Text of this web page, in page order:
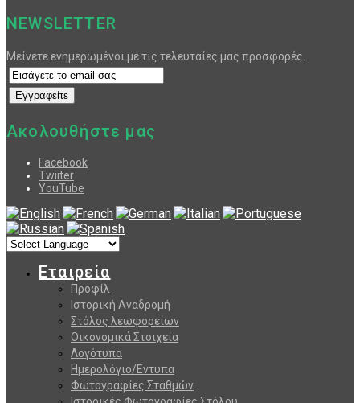
NEWSLETTER
Μείνετε ενημερωμένοι με τις τελευταίες μας προσφορές.
Ακολουθήστε μας
Facebook
Twiiter
YouTube
Εταιρεία
Προφίλ
Ιστορική Αναδρομή
Στόλος λεωφορείων
Οικονομικά Στοιχεία
Λογότυπα
Ημερολόγιο/Εντυπα
Φωτογραφίες Σταθμών